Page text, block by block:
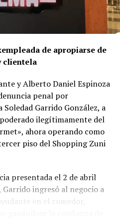
parecer un hecho aislado,
negocio mismo de la red
Timossi
al temor de perder
a divergencias por la
competidora—
víctima estaba
cercana a R$ 800 mil.
investigativo, la Policía
telemáticos, quiebres de
de múltiples testigos y la
de apropiarse de
clientela
y Alberto Daniel Espinoza
penal por
Garrido González, a
ilegítimamente del
ahora operando como
piso del Shopping Zuni
presentada el 2 de abril
ingresó al negocio a
en el comedor,